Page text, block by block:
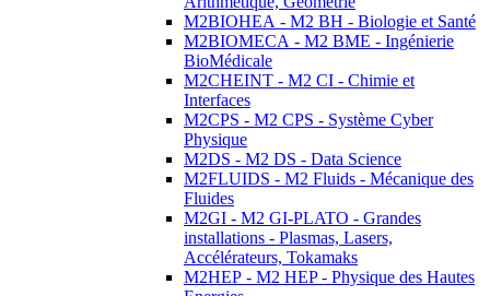
M2BIOHEA - M2 BH - Biologie et Santé
M2BIOMECA - M2 BME - Ingénierie
BioMédicale
M2CHEINT - M2 CI - Chimie et
Interfaces
M2CPS - M2 CPS - Système Cyber
Physique
M2DS - M2 DS - Data Science
M2FLUIDS - M2 Fluids - Mécanique des
Fluides
M2GI - M2 GI-PLATO - Grandes
installations - Plasmas, Lasers,
Accélérateurs, Tokamaks
M2HEP - M2 HEP - Physique des Hautes